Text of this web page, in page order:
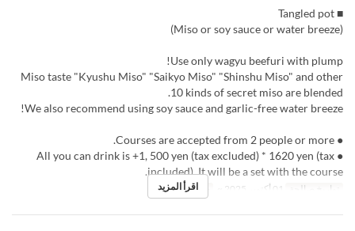
■ Tangled pot
(Miso or soy sauce or water breeze)
Use only wagyu beefuri with plump!
Miso taste "Kyushu Miso" "Saikyo Miso" "Shinshu Miso" and other
10 kinds of secret miso are blended.
We also recommend using soy sauce and garlic-free water breeze!
● Courses are accepted from 2 people or more.
● All you can drink is +1, 500 yen (tax excluded) * 1620 yen (tax
included). It will be a set with the course.
تواريخ صالحة حد الطلب 2 ~
اقرأ المزيد